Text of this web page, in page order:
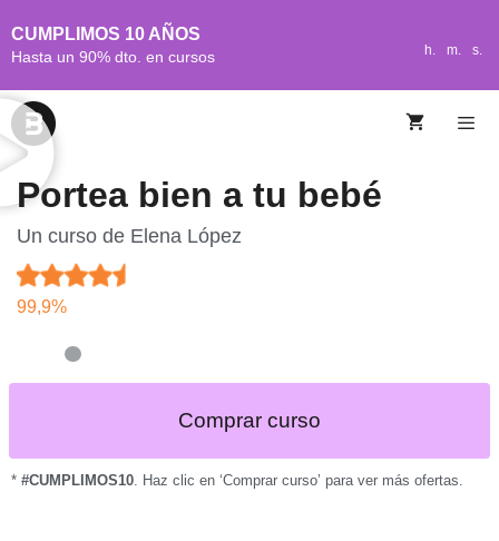
CUMPLIMOS 10 AÑOS
Hasta un 90% dto. en cursos h. m. s.
Portea bien a tu bebé
Un curso de Elena López
99,9%
Comprar curso
* #CUMPLIMOS10 . Haz clic en ‘Comprar curso’ para ver más ofertas.